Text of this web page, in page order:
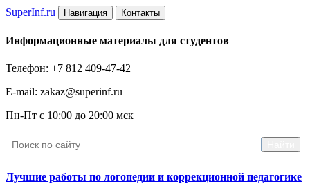
SuperInf.ru Навигация Контакты
Информационные материалы для студентов
Телефон: +7 812 409-47-42
E-mail: zakaz@superinf.ru
Пн-Пт с 10:00 до 20:00 мск
Лучшие работы по логопедии и коррекционной педагогике